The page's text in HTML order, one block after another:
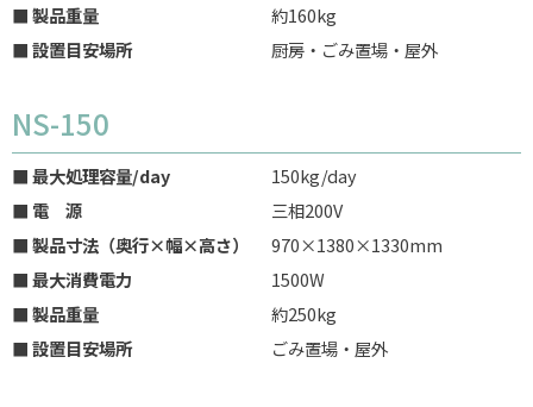
■ 製品重量
約160kg
■ 設置目安場所
厨房・ごみ置場・屋外
NS-150
■ 最大処理容量/day
150kg/day
■ 電 源
三相200V
■ 製品寸法（奥行×幅×高さ）
970×1380×1330mm
■ 最大消費電力
1500W
■ 製品重量
約250kg
■ 設置目安場所
ごみ置場・屋外